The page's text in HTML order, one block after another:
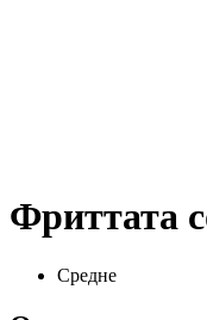
Фриттата
Средне